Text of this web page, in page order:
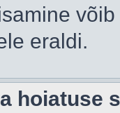
eraldi.
hoiatuse